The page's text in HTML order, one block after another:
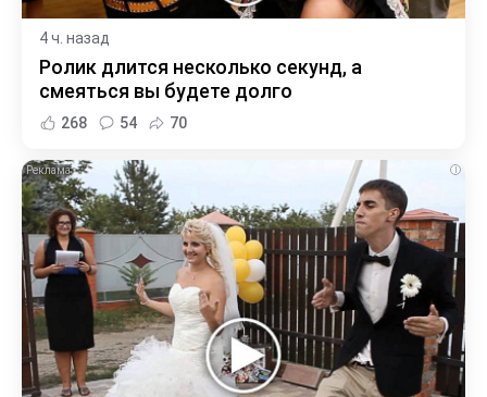
4 ч. назад
Ролик длится несколько секунд, а
смеяться вы будете долго
268 54 70
i